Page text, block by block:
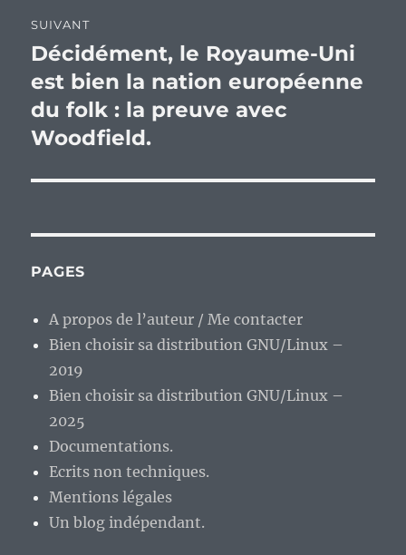
SUIVANT
Publication
suivante :
Décidément, le Royaume-Uni
est bien la nation européenne
du folk : la preuve avec
Woodfield.
PAGES
A propos de l’auteur / Me contacter
Bien choisir sa distribution GNU/Linux –
2019
Bien choisir sa distribution GNU/Linux –
2025
Documentations.
Ecrits non techniques.
Mentions légales
Un blog indépendant.